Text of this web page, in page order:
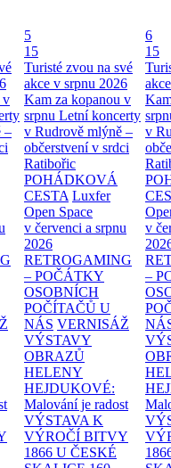
v
–
5
15
Turisté zvou na své
akce v srpnu 2026
Kam za kopanou v
srpnu Letní koncerty
v Rudrově mlýně –
občerstvení v srdci
Ratibořic
POHÁDKOVÁ
CESTA Luxfer
Open Space
v červenci a srpnu
2026
RETROGAMING
– POČÁTKY
OSOBNÍCH
POČÍTAČŮ U
NÁS VERNISÁŽ
VÝSTAVY
OBRAZŮ
HELENY
HEJDUKOVÉ:
Malování je radost
VÝSTAVA K
VÝROČÍ BITVY
1866 U ČESKÉ
6
15
v
v
–